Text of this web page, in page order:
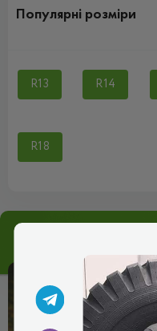
Популярні розміри
R13 R14
R18
05 Серпня 2026